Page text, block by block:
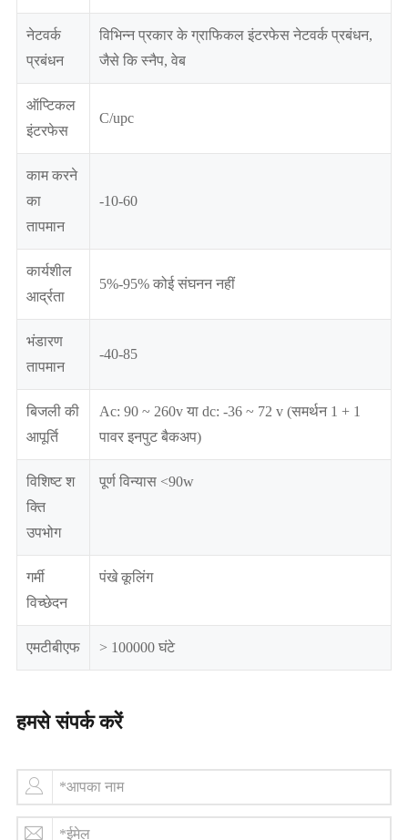
नेटवर्क
प्रबंधन
विभिन्न प्रकार के ग्राफिकल इंटरफेस नेटवर्क प्रबंधन,
जैसे कि स्नैप, वेब
ऑप्टिकल
इंटरफेस
C/upc
काम करने
का
तापमान
-10-60
कार्यशील
आर्द्रता
5%-95% कोई संघनन नहीं
भंडारण
तापमान
-40-85
बिजली की
आपूर्ति
Ac: 90 ~ 260v या dc: -36 ~ 72 v (समर्थन 1 + 1
पावर इनपुट बैकअप)
विशिष्ट श
क्ति
उपभोग
पूर्ण विन्यास <90w
गर्मी
विच्छेदन
पंखे कूलिंग
एमटीबीएफ > 100000 घंटे
हमसे संपर्क करें